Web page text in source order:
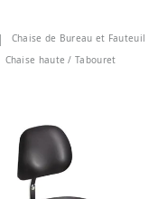
Chaise de Bureau et Fauteuil
Chaise haute / Tabouret